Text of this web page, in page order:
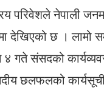
परिवेशले नेपाली
देखिएको छ ।
गते संसदको
छलफलको